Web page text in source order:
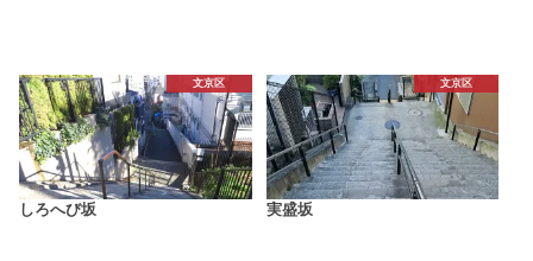
文京区
しろへび坂
文京区
実盛坂